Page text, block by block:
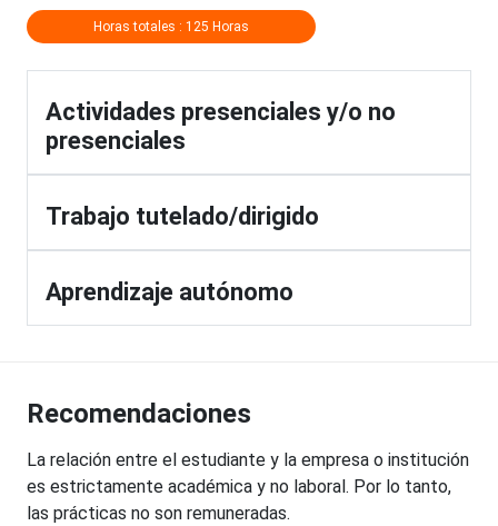
Horas totales : 125 Horas
Actividades presenciales y/o no
presenciales
Trabajo tutelado/dirigido
Aprendizaje autónomo
Recomendaciones
La relación entre el estudiante y la empresa o institución
es estrictamente académica y no laboral. Por lo tanto,
las prácticas no son remuneradas.